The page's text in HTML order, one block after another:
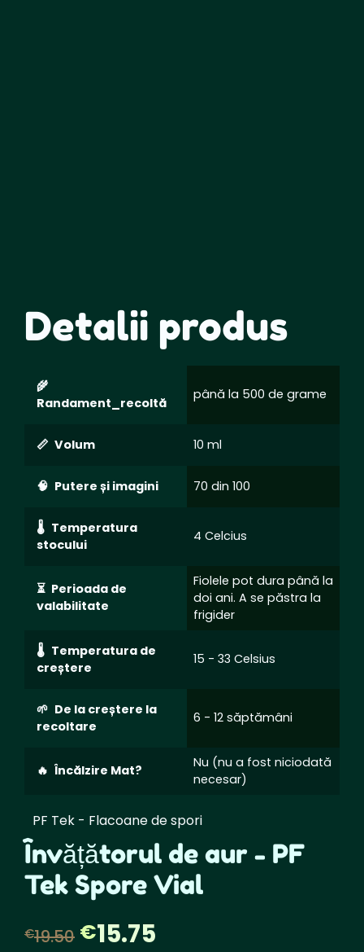
Detalii produs
Randament_recoltă
până la 500 de grame
Volum 10 ml
Putere și imagini 70 din 100
Temperatura
stocului
4 Celcius
Perioada de
valabilitate
Fiolele pot dura până la
doi ani. A se păstra la
frigider
Temperatura de
creștere
15 - 33 Celsius
De la creștere la
recoltare
6 - 12 săptămâni
Încălzire Mat?
Nu (nu a fost niciodată
necesar)
PF Tek - Flacoane de spori
Învățătorul de aur - PF
Tek Spore Vial
€19.50 Prețul
€15.75